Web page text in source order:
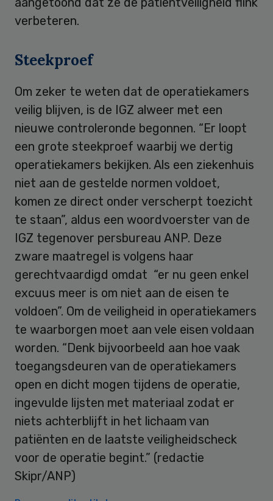
verbeteren.
Steekproef
Om zeker te weten dat de operatiekamers
veilig blijven, is de IGZ alweer met een
nieuwe controleronde begonnen. “Er loopt
een grote steekproef waarbij we dertig
operatiekamers bekijken. Als een ziekenhuis
niet aan de gestelde normen voldoet,
komen ze direct onder verscherpt toezicht
te staan”, aldus een woordvoerster van de
IGZ tegenover persbureau ANP. Deze
zware maatregel is volgens haar
gerechtvaardigd omdat “er nu geen enkel
excuus meer is om niet aan de eisen te
voldoen”. Om de veiligheid in operatiekamers
te waarborgen moet aan vele eisen voldaan
worden. “Denk bijvoorbeeld aan hoe vaak
toegangsdeuren van de operatiekamers
open en dicht mogen tijdens de operatie,
ingevulde lijsten met materiaal zodat er
niets achterblijft in het lichaam van
patiënten en de laatste veiligheidscheck
voor de operatie begint.” (redactie
Skipr/ANP)